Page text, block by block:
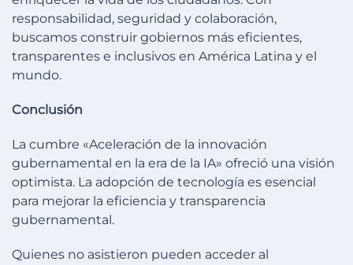
responsabilidad, seguridad y colaboración,
buscamos construir gobiernos más eficientes,
transparentes e inclusivos en América Latina y el
mundo.
Conclusión
La cumbre «Aceleración de la innovación
gubernamental en la era de la IA» ofreció una visión
optimista. La adopción de tecnología es esencial
para mejorar la eficiencia y transparencia
gubernamental.
Quienes no asistieron pueden acceder al